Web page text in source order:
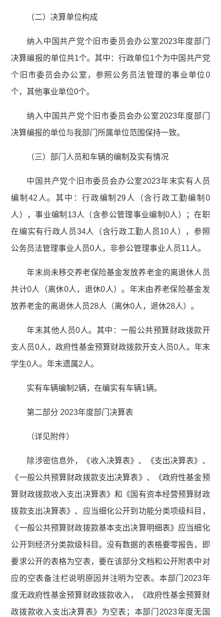
（二）决算单位构成
纳入中国共产党个旧市委员会办公室2023年度部门
决算编报的单位共1个。其中：行政单位1个为中国共产党
个旧市委员会办公室，参照公务员法管理的事业单位0
个，其他事业单位0个。
纳入中国共产党个旧市委员会办公室2023年度部门
决算编报的单位与我部门所属单位范围保持一致。
（三）部门人员和车辆的编制及实有情况
中国共产党个旧市委员会办公室2023年末实有人员
编制42人。其中：行政编制29人（含行政工勤编制0
人），事业编制13人（含参公管理事业编制0人）；在职
在编实有行政人员34人（含行政工勤人员10人），参照
公务员法管理事业人员0人，非参公管理事业人员11人。
年末尚未移交养老保险基金发放养老金的离退休人员
共计0人（离休0人，退休0人）。年末由养老保险基金发
放养老金的离退休人员28人（离休0人，退休28人）。
年末其他人员0人。其中：一般公共预算财政拨款开
支人员0人，政府性基金预算财政拨款开支人员0人。年末
学生0人。年末遗属2人。
实有车辆编制2辆，在编实有车辆1辆。
第二部分 2023年度部门决算表
（详见附件）
除涉密信息外，《收入决算表》、《支出决算表》、
《一般公共预算财政拨款支出决算表》、《政府性基金预
算财政拨款收入支出决算表》和《国有资本经营预算财政
拨款支出决算表》、应当细化公开到功能分类项级科目，
《一般公共预算财政拨款基本支出决算明细表》应当细化
公开到经济分类款级科目。没有数据的表格要零报告，即
要求公开的表格为空表，要在该部分文档和公开附表中对
应的空表备注栏说明原因并注明为空表。本部门2023年
度无政府性基金预算财政拨款收入，《政府性基金预算财
政拨款收入支出决算表》为空表；本部门2023年度无国